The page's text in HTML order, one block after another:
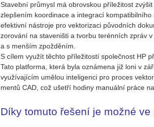
Sta­veb­ní prů­my­sl má ob­rov­skou pří­le­ži­tost
zlep­še­ním ko­or­di­na­ce a in­te­gra­cí
efek­tiv­ní ná­stro­je pro vek­to­ri­za­ci pů­vod­ních
zo­ro­vá­ní na sta­ve­niš­ti a tvor­bu te­rén­ních zpráv
a s men­ším zpož­dě­ním.
S cílem vy­u­žít těch­to pří­le­ži­tos­tí spo­leč­nost HP
Tato plat­for­ma, která byla ozná­me­na již loni v
vy­u­ží­va­jí­cím umě­lou in­te­li­gen­ci pro pro­ces
men­tů CAD, což ušet­ří ho­di­ny ma­nu­ál­ní práce
Díky to­mu­to ře­še­ní je možné ve